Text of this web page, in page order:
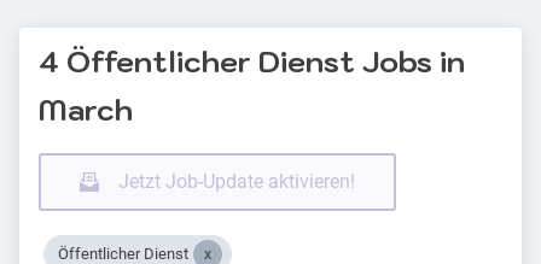
4 Öffentlicher Dienst Jobs in
March
Jetzt Job-Update aktivieren!
Öffentlicher Dienst